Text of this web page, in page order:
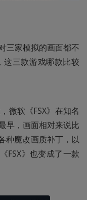
三家模拟的画面都不
三款游戏哪款比较
微软《FSX》在知名
早，画面相对来说比
种魔改画质补丁，以
FSX》也变成了一款